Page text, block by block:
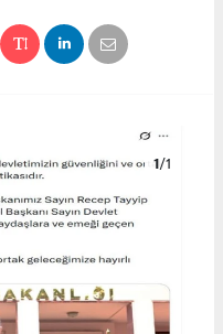
1/1